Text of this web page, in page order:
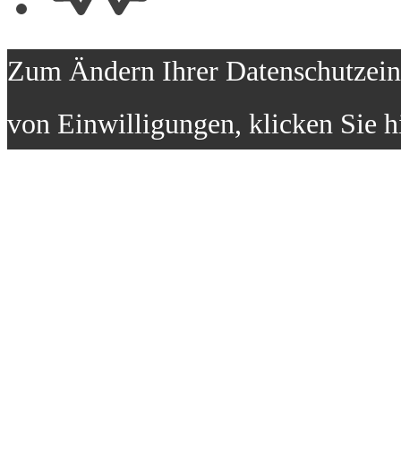
Zum Ändern Ihrer
von Einwilligungen, klicken Sie